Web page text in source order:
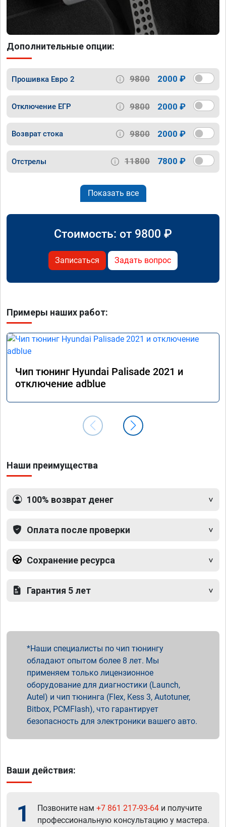
Дополнительные опции:
Прошивка Евро 2 9800 2000 ₽
Отключение ЕГР 9800 2000 ₽
Возврат стока 9800 2000 ₽
Отстрелы 11800 7800 ₽
Показать все
Стоимость: от 9800 ₽
Записаться Задать вопрос
Примеры наших работ:
Чип тюнинг Hyundai Palisade 2021 и
отключение adblue
Наши преимущества
100% возврат денег
Оплата после проверки
Сохранение ресурса
Гарантия 5 лет
Наши специалисты по чип тюнингу
обладают опытом более 8 лет. Мы
применяем только лицензионное
оборудование для диагностики (Launch,
Autel) и чип тюнинга (Flex, Kess 3, Autotuner,
Bitbox, PCMFlash), что гарантирует
безопасность для электроники вашего авто.
Ваши действия:
1 Позвоните нам +7 861 217-93-64 и получите
профессиональную консультацию у мастера.